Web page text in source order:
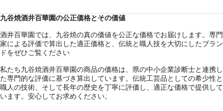
九谷焼酒井百華園の公正価格とその価値
酒井百華園では、九谷焼の真の価値を公正な価格でお届けします。専門
家による評価で算出した適正価格と、伝統と職人技を大切にしたブラン
ドをぜひご覧ください
私たち九谷焼酒井百華園の商品の価格は、県の中小企業診断士と連携し
た専門的な評価に基づき算出しています。伝統工芸品としての希少性と
職人の技術、そして長年の歴史を丁寧に評価し、適正な価格で提供して
います。安心してお求めください。